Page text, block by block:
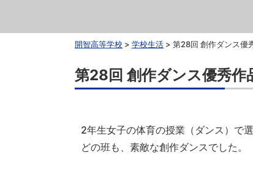
開智高等学校 > 学校生活 > 第28回 創作ダンス優
第28回 創作ダンス優秀作
2年生女子の体育の授業（ダンス）で
どの班も、素敵な創作ダンスでした。